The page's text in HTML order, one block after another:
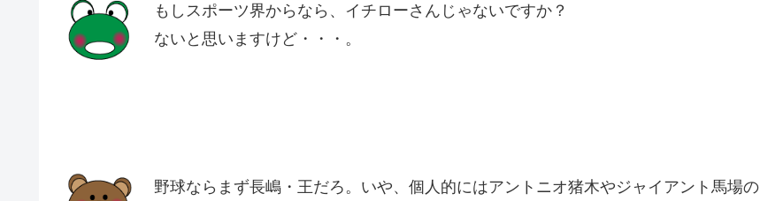
もしスポーツ界からなら、イチローさんじゃないですか？
ないと思いますけど・・・。
野球ならまず長嶋・王だろ。いや、個人的にはアントニオ猪木やジャイアント馬場の